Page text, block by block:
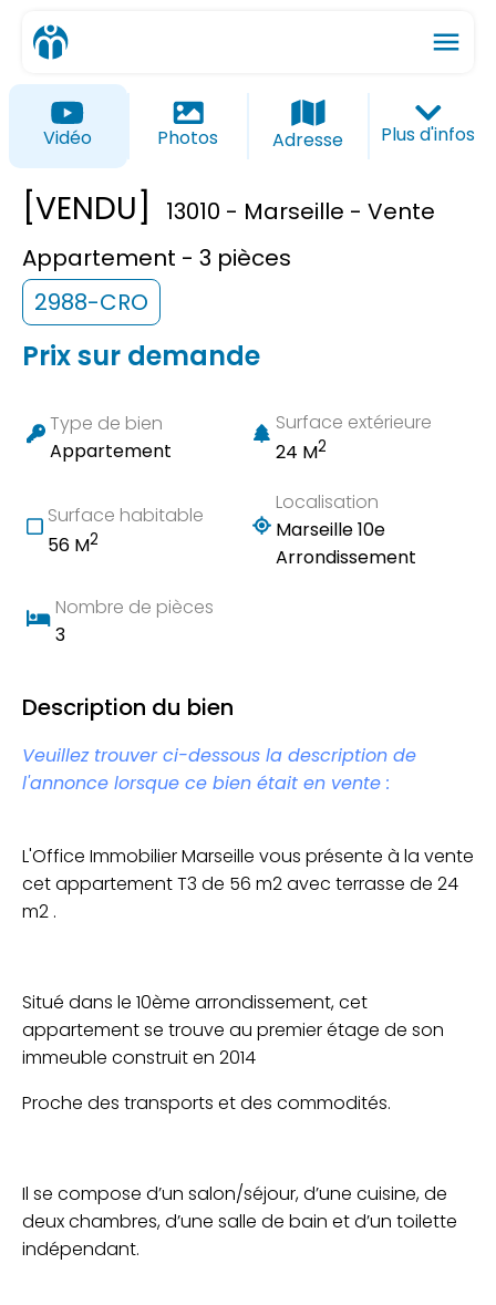
menu
ios_share
Vidéo Photos Adresse Plus d'infos
[VENDU]
13010 - Marseille - Vente
Appartement - 3 pièces
2988-CRO
Prix sur demande
Type de bien
Appartement
Surface extérieure
24 M2
Surface habitable
56 M2
Localisation
Marseille 10e
Arrondissement
Nombre de pièces
3
Description du bien
Veuillez trouver ci-dessous la description de
l'annonce lorsque ce bien était en vente :
L'Office Immobilier Marseille vous présente à la vente
cet appartement T3 de 56 m2 avec terrasse de 24
m2 .
Situé dans le 10ème arrondissement, cet
appartement se trouve au premier étage de son
immeuble construit en 2014
Proche des transports et des commodités.
Il se compose d’un salon/séjour, d’une cuisine, de
deux chambres, d’une salle de bain et d’un toilette
indépendant.